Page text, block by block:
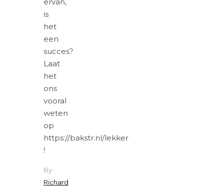
is
het
een
succes?
Laat
het
ons
vooral
weten
op
https://bakstr.nl/lekker
!
By
Richard